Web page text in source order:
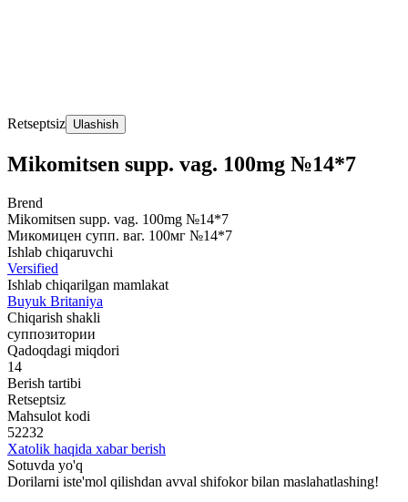
Retseptsiz Ulashish
Mikomitsen supp. vag. 100mg №14*7
Brend
Mikomitsen supp. vag. 100mg №14*7
Микомицен супп. ваг. 100мг №14*7
Ishlab chiqaruvchi
Versified
Ishlab chiqarilgan mamlakat
Buyuk Britaniya
Chiqarish shakli
суппозитории
Qadoqdagi miqdori
14
Berish tartibi
Retseptsiz
Mahsulot kodi
52232
Xatolik haqida xabar berish
Sotuvda yo'q
Dorilarni iste'mol qilishdan avval shifokor bilan maslahatlashing!